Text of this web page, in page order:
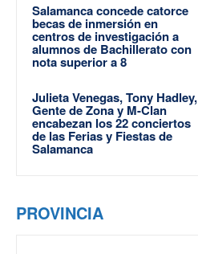
Salamanca concede catorce
becas de inmersión en
centros de investigación a
alumnos de Bachillerato con
nota superior a 8
Julieta Venegas, Tony Hadley,
Gente de Zona y M-Clan
encabezan los 22 conciertos
de las Ferias y Fiestas de
Salamanca
PROVINCIA